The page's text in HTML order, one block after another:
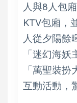
人與8人包
KTV包廂，
人從夕陽餘
「迷幻海
「萬聖裝
互動活動，